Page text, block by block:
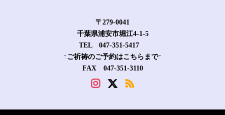
〒279-0041
千葉県浦安市堀江4-1-5
TEL 047-351-5417
↑ご祈祷のご予約はこちらまで↑
FAX 047-351-3110